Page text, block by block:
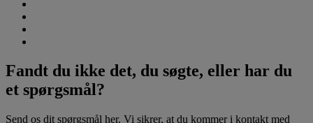
Fandt du ikke det, du søgte, eller har du
et spørgsmål?
Send os dit spørgsmål her. Vi sikrer, at du kommer i kontakt med